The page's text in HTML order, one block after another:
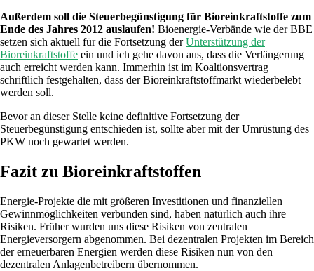
Außerdem soll die Steuerbegünstigung für Bioreinkraftstoffe zum
Ende des Jahres 2012 auslaufen! Bioenergie-Verbände wie der BBE
setzen sich aktuell für die Fortsetzung derUnterstützung der
Bioreinkraftstoffe ein und ich gehe davon aus, dass die Verlängerung
auch erreicht werden kann. Immerhin ist im Koaltionsvertrag
schriftlich festgehalten, dass der Bioreinkraftstoffmarkt wiederbelebt
werden soll.
Bevor an dieser Stelle keine definitive Fortsetzung der
Steuerbegünstigung entschieden ist, sollte aber mit der Umrüstung des
PKW noch gewartet werden.
Fazit zu Bioreinkraftstoffen
Energie-Projekte die mit größeren Investitionen und finanziellen
Gewinnmöglichkeiten verbunden sind, haben natürlich auch ihre
Risiken. Früher wurden uns diese Risiken von zentralen
Energieversorgern abgenommen. Bei dezentralen Projekten im Bereich
der erneuerbaren Energien werden diese Risiken nun von den
dezentralen Anlagenbetreibern übernommen.